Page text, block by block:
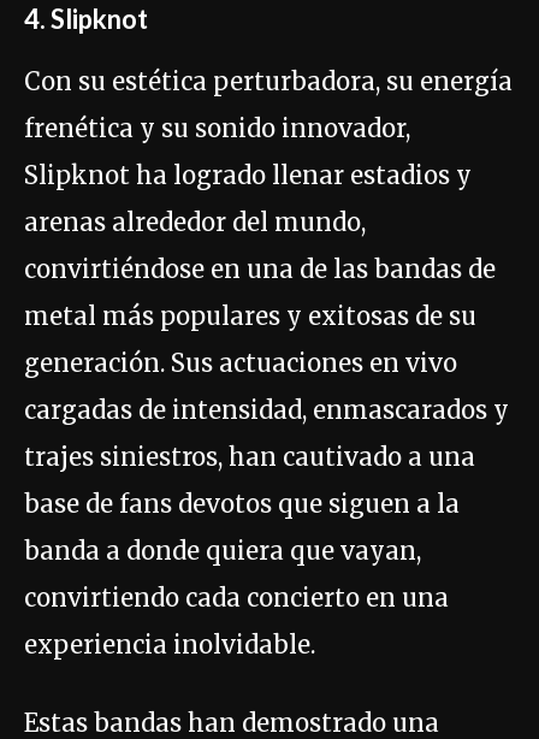
4. Slipknot
Con su estética perturbadora, su energía
frenética y su sonido innovador,
Slipknot ha logrado llenar estadios y
arenas alrededor del mundo,
convirtiéndose en una de las bandas de
metal más populares y exitosas de su
generación. Sus actuaciones en vivo
cargadas de intensidad, enmascarados y
trajes siniestros, han cautivado a una
base de fans devotos que siguen a la
banda a donde quiera que vayan,
convirtiendo cada concierto en una
experiencia inolvidable.
Estas bandas han demostrado una